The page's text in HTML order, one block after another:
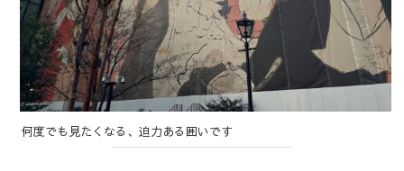
何度でも見たくなる、迫力ある囲いです